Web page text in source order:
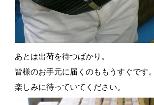
あとは出荷を待つばかり。
皆様のお手元に届くのももうすぐです。
楽しみに待っていてください。